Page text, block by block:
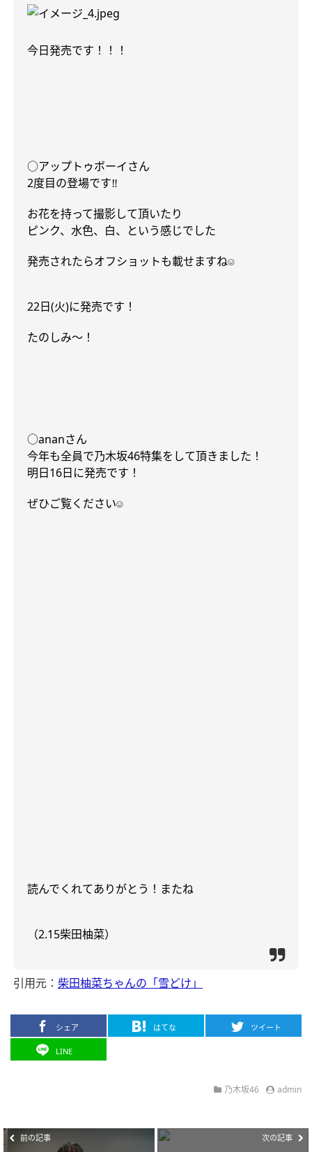
今日発売です！！！
○アップトゥボーイさん
2度目の登場です‼︎
お花を持って撮影して頂いたり
ピンク、水色、白、という感じでした
発売されたらオフショットも載せますね☺︎
22日(火)に発売です！
たのしみ〜！
○ananさん
今年も全員で乃木坂46特集をして頂きました！
明日16日に発売です！
ぜひご覧ください☺︎
読んでくれてありがとう！またね
（2.15柴田柚菜）
引用元： 柴田柚菜ちゃんの「雪どけ」
シェア はてな ツイート
LINE
乃木坂46 admin
前の記事 次の記事